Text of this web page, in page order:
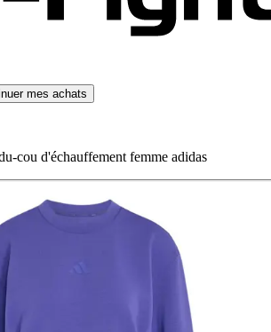
mes achats
cou d'échauffement femme adidas